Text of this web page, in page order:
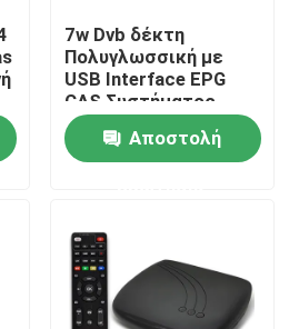
7w Dvb δέκτη
Πολυγλωσσική με
USB Interface EPG
CAS Συστήματος
Προσαρμογή
λογισμικούΑποστολή